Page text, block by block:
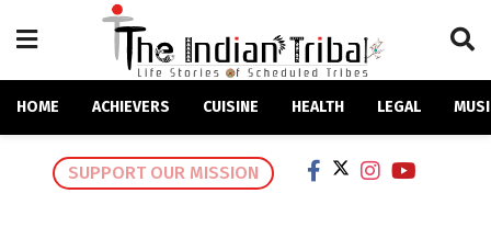
HOME ACHIEVERS CUISINE HEALTH LEGAL
SUPPORT OUR MISSION